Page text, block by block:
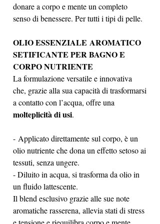
donare a corpo e mente un completo
senso di benessere. Per tutti i tipi di pelle.
OLIO ESSENZIALE AROMATICO
SETIFICANTE PER BAGNO E
CORPO NUTRIENTE
La formulazione versatile e innovativa
che, grazie alla sua capacità di trasformarsi
a contatto con l’acqua, offre una
molteplicità di usi.
- Applicato direttamente sul corpo, è un
olio nutriente che dona un effetto setoso ai
tessuti, senza ungere.
- Diluito in acqua, si trasforma da olio in
un fluido lattescente.
Il blend esclusivo grazie alle sue note
aromatiche rasserena, allevia stati di stress